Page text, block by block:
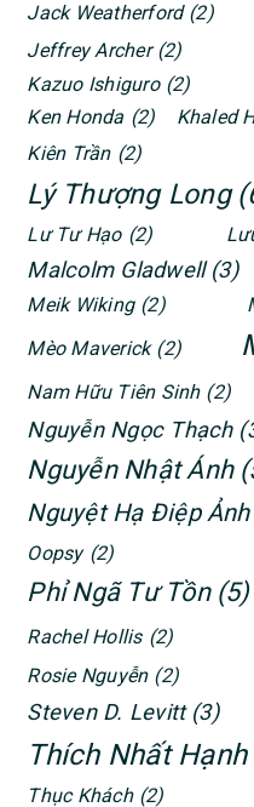
Jack Weatherford (2)
Jeffrey Archer (2)
Kazuo Ishiguro (2)
Ken Honda (2) Khaled
Kiên Trần (2)
Lý Thượng Long
Lư Tư Hạo (2)
Malcolm Gladwell (3)
Meik Wiking (2)
Mèo Maverick (2)
Nam Hữu Tiên Sinh (2)
Nguyễn Ngọc Thạch
Nguyễn Nhật Ánh
Nguyệt Hạ Điệp Ảnh
Oopsy (2)
Phỉ Ngã Tư Tồn (5)
Rachel Hollis (2)
Rosie Nguyễn (2)
Steven D. Levitt (3)
Thích Nhất Hạnh
Thục Khách (2)